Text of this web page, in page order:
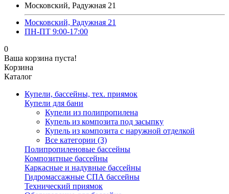
Московский, Радужная 21
Московский, Радужная 21
ПН-ПТ 9:00-17:00
0
Ваша корзина пуста!
Корзина
Каталог
Купели, бассейны, тех. приямок
Купели для бани
Купели из полипропилена
Купель из композита под засыпку
Купель из композита с наружной отделкой
Все категории (3)
Полипропиленовые бассейны
Композитные бассейны
Каркасные и надувные бассейны
Гидромассажные СПА бассейны
Технический приямок